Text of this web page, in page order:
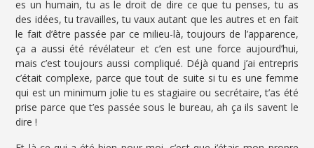
es un humain, tu as le droit de dire ce que tu penses, tu as
des idées, tu travailles, tu vaux autant que les autres et en fait
le fait d’être passée par ce milieu-là, toujours de l’apparence,
ça a aussi été révélateur et c’en est une force aujourd’hui,
mais c’est toujours aussi compliqué. Déjà quand j’ai entrepris
c’était complexe, parce que tout de suite si tu es une femme
qui est un minimum jolie tu es stagiaire ou secrétaire, t’as été
prise parce que t’es passée sous le bureau, ah ça ils savent le
dire !